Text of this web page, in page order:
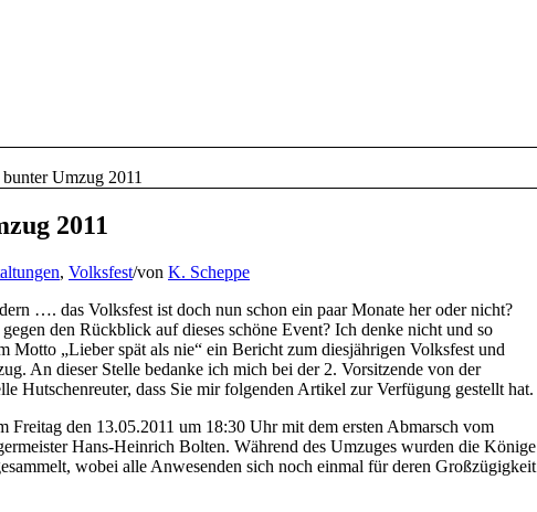
Umzug 2011
2011
, Volksfest/von K. Scheppe
…. das Volksfest ist doch nun schon ein paar Monate her oder nicht?
den Rückblick auf dieses schöne Event? Ich denke nicht und so
Motto „Lieber spät als nie“ ein Bericht zum diesjährigen Volksfest und
An dieser Stelle bedanke ich mich bei der 2. Vorsitzende von der
Hutschenreuter, dass Sie mir folgenden Artikel zur Verfügung gestellt hat.
Freitag den 13.05.2011 um 18:30 Uhr mit dem ersten Abmarsch vom
Hans-Heinrich Bolten. Während des Umzuges wurden die Könige
wobei alle Anwesenden sich noch einmal für deren Großzügigkeit